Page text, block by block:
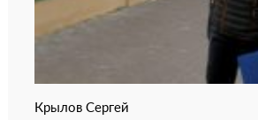
Крылов Сергей